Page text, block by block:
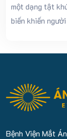
một dạng tật
biến khiến
Bệnh Viện Mắt